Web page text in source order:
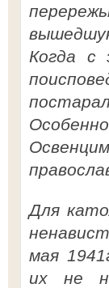
Когда с
Для
мая
их не